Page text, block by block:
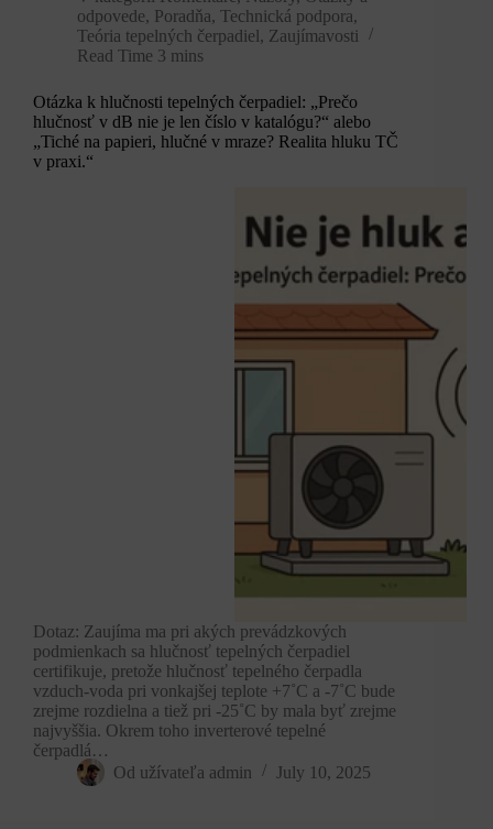
odpovede, Poradňa, Technická podpora,
Teória tepelných čerpadiel, Zaujímavosti
Read Time 3 mins
Otázka k hlučnosti tepelných čerpadiel: „Prečo
hlučnosť v dB nie je len číslo v katalógu?“ alebo
„Tiché na papieri, hlučné v mraze? Realita hluku TČ
v praxi.“
Dotaz: Zaujíma ma pri akých prevádzkových
podmienkach sa hlučnosť tepelných čerpadiel
certifikuje, pretože hlučnosť tepelného čerpadla
vzduch-voda pri vonkajšej teplote +7˚C a -7˚C bude
zrejme rozdielna a tiež pri -25˚C by mala byť zrejme
najvyššia. Okrem toho inverterové tepelné
čerpadlá…
Od užívateľa admin July 10, 2025